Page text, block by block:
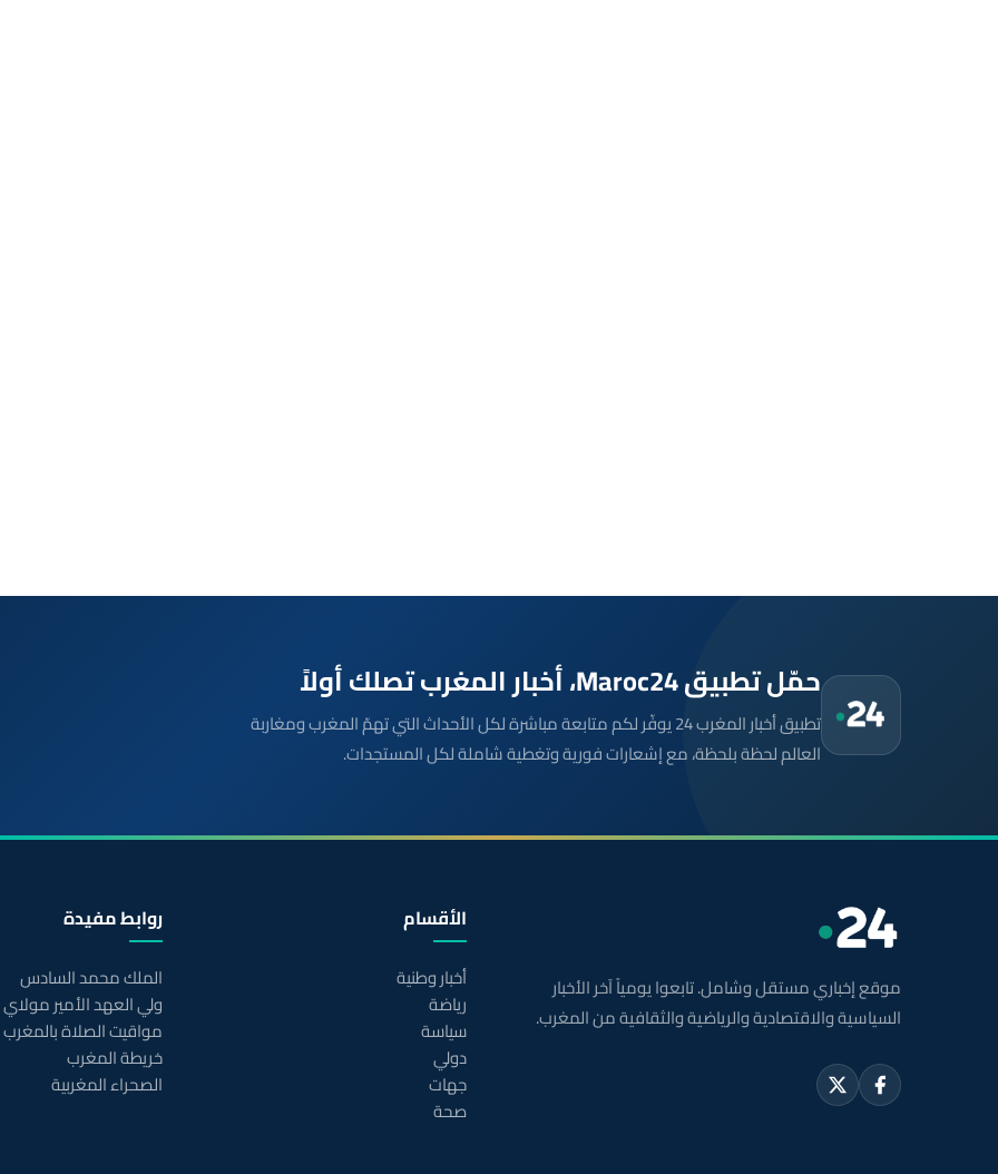
حمّل تطبيق Maroc24، أخبار المغرب تصلك أولاً
تطبيق أخبار المغرب 24 يوفّر لكم متابعة مباشرة لكل الأحداث التي تهمّ المغرب ومغاربة
العالم لحظة بلحظة، مع إشعارات فورية وتغطية شاملة لكل المستجدات.
موقع إخباري مستقل وشامل. تابعوا يومياً آخر الأخبار
السياسية والاقتصادية والرياضية والثقافية من المغرب.
الأقسام
أخبار وطنية
رياضة
سياسة
دولي
جهات
صحة
روابط مفيدة
الملك محمد السادس
ولي العهد الأمير
مواقيت الصلاة بالمغرب
خريطة المغرب
الصحراء المغربية